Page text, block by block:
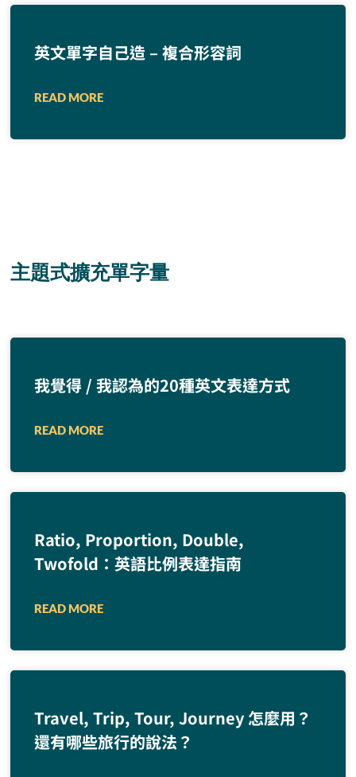
英文單字自己造 – 複合形容詞
READ MORE
主題式擴充單字量
我覺得 / 我認為的20種英文表達方式
READ MORE
Ratio, Proportion, Double,
Twofold：英語比例表達指南
READ MORE
Travel, Trip, Tour, Journey 怎麼用？
還有哪些旅行的說法？